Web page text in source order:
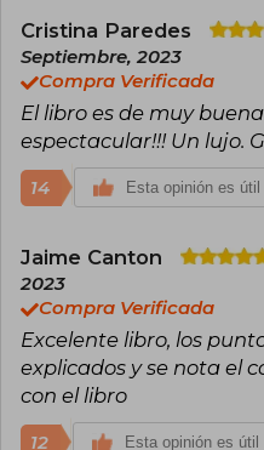
En su blog,
valiosa sobre
científicos
conocimiento
aficionados de
Ciencia y
guía
entender los
combinando
Cristina Paredes
Septiembre, 2023
Compra Verificada
El libro es de muy
espectacular!!! Un lujo.
14 Esta opinión es útil
Jaime Canton
2023
Compra Verificada
Excelente libro, los
explicados y se nota el
con el libro
12 Esta opinión es útil